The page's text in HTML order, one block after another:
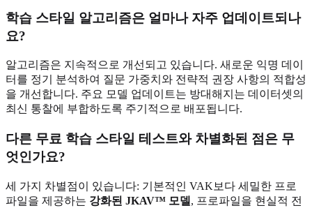
학습 스타일 알고리즘은 얼마나 자주 업데이트되나
요?
알고리즘은 지속적으로 개선되고 있습니다. 새로운 익명 데이
터를 정기 분석하여 질문 가중치와 전략적 권장 사항의 적합성
을 개선합니다. 주요 모델 업데이트는 방대해지는 데이터셋의
최신 통찰에 부합하도록 주기적으로 배포됩니다.
다른 무료 학습 스타일 테스트와 차별화된 점은 무
엇인가요?
세 가지 차별점이 있습니다: 기본적인 VAK보다 세밀한 프로
파일을 제공하는 강화된 JKAV™ 모델 , 프로파일을 현실적 전